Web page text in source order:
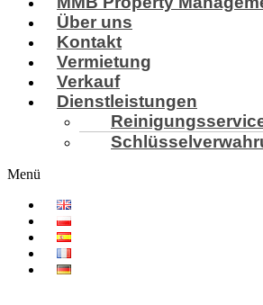
Über uns
Kontakt
Vermietung
Verkauf
Dienstleistungen
Menü